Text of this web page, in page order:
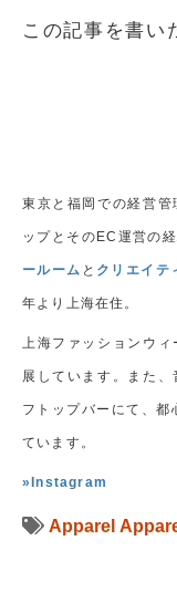
この記事を書い
東京と福岡での経営
ップとそのEC運営の
ールーム と クリエイテ
年より上海在住。
上海ファッションウ
展しています。また
フトップバーにて、都
ています。
»Instagram
Apparel